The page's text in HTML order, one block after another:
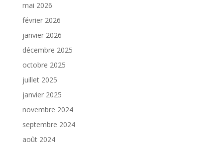
mai 2026
février 2026
janvier 2026
décembre 2025
octobre 2025
juillet 2025
janvier 2025
novembre 2024
septembre 2024
août 2024